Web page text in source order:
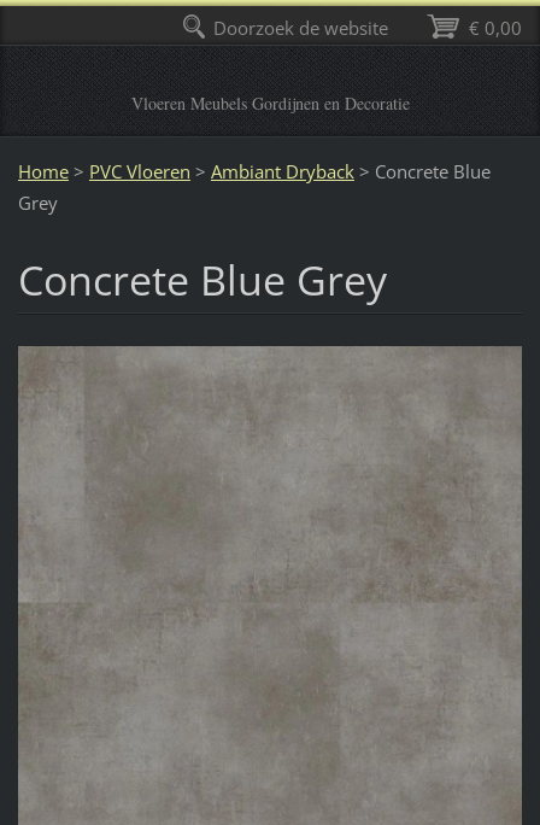
Vloeren Meubels Gordijnen en Decoratie
Home > PVC Vloeren > Ambiant Dryback > Concrete Blue
Grey
Concrete Blue Grey
€ 0,00
Doorzoek de website